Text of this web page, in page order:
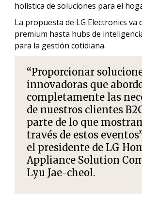
holística de soluciones para el
La propuesta de LG Electronics va
premium hasta hubs de
para la gestión cotidiana.
“Proporcionar
innovadoras que
completamente las
de nuestros clientes
parte de lo que
través de estos
el presidente de LG
Appliance Solution
Lyu Jae-cheol.